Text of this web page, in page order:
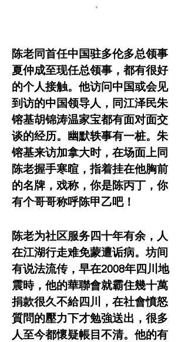
陈老同首任中国驻多伦多总领事
夏仲成至现任总领事，都有很好
的个人接触。他访问中国或会见
到访的中国领导人，同江泽民朱
镕基胡锦涛温家宝都有面对面交
谈的经历。幽默轶事有一桩。朱
镕基来访加拿大时，在场面上同
陈老握手寒暄，指着挂在他胸前
的名牌，戏称，你是陈丙丁，你
有个哥哥称呼陈甲乙吧！
陈老为社区服务四十年有余，人
在江湖行走难免蒙遭诟病。坊间
有说法流传，早在2008年四川地
震時，他的華聯會就霸住幾十萬
捐款很久不給四川，在社會憤怒
質問的壓力下才勉強送出，很多
人至今都懷疑帳目不清。他的有